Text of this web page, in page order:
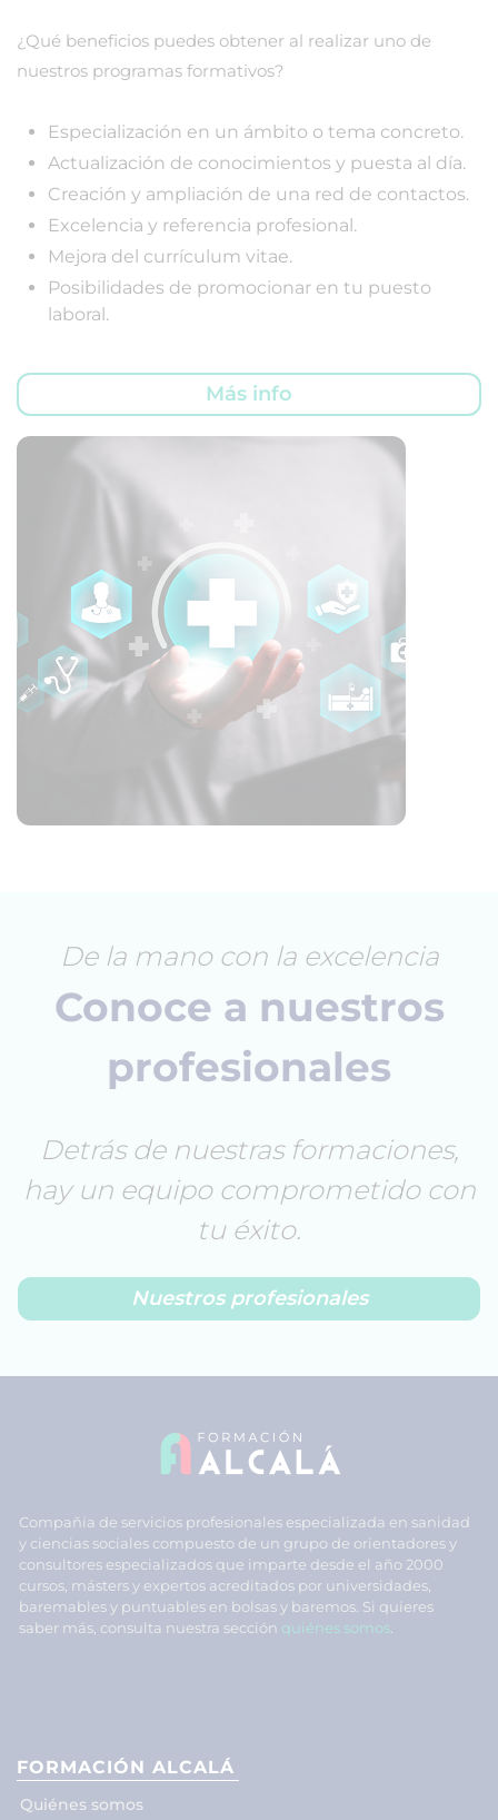
¿Qué beneficios puedes obtener al realizar uno de
nuestros programas formativos?
Especialización en un ámbito o tema concreto.
Actualización de conocimientos y puesta al día.
Creación y ampliación de una red de contactos.
Excelencia y referencia profesional.
Mejora del currículum vitae.
Posibilidades de promocionar en tu puesto
laboral.
Más info
De la mano con la excelencia
Conoce a nuestros
profesionales
Detrás de nuestras formaciones,
hay un equipo comprometido con
tu éxito.
Nuestros profesionales
Compañía de servicios profesionales especializada en sanidad
y ciencias sociales compuesto de un grupo de orientadores y
consultores especializados que imparte desde el año 2000
cursos, másters y expertos acreditados por universidades,
baremables y puntuables en bolsas y baremos. Si quieres
saber más, consulta nuestra sección quiénes somos
FORMACIÓN ALCALÁ
Quiénes somos